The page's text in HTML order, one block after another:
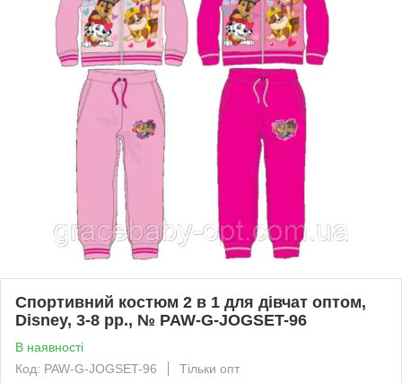
Спортивний костюм 2 в 1 для дівчат оптом,
Disney, 3-8 рр., № PAW-G-JOGSET-96
В наявності
Код: PAW-G-JOGSET-96
Тільки опт